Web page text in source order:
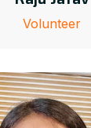
Volunteer